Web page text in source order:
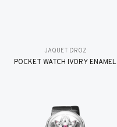
JAQUET DROZ
POCKET WATCH IVORY ENAMEL